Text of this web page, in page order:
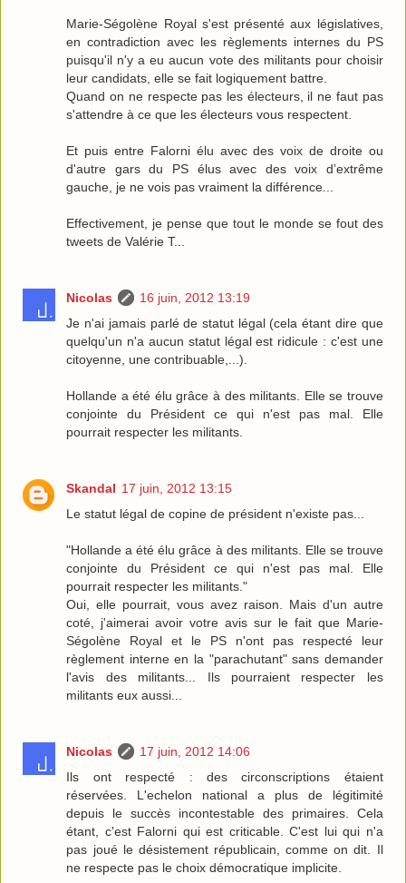
Marie-Ségolène Royal s'est présenté aux législatives,
en contradiction avec les règlements internes du PS
puisqu'il n'y a eu aucun vote des militants pour choisir
leur candidats, elle se fait logiquement battre.
Quand on ne respecte pas les électeurs, il ne faut pas
s'attendre à ce que les électeurs vous respectent.
Et puis entre Falorni élu avec des voix de droite ou
d'autre gars du PS élus avec des voix d’extrême
gauche, je ne vois pas vraiment la différence...
Effectivement, je pense que tout le monde se fout des
tweets de Valérie T...
Nicolas
16 juin, 2012 13:19
Je n'ai jamais parlé de statut légal (cela étant dire que
quelqu'un n'a aucun statut légal est ridicule : c'est une
citoyenne, une contribuable,...).
Hollande a été élu grâce à des militants. Elle se trouve
conjointe du Président ce qui n'est pas mal. Elle
pourrait respecter les militants.
Skandal 17 juin, 2012 13:15
Le statut légal de copine de président n'existe pas...
"Hollande a été élu grâce à des militants. Elle se trouve
conjointe du Président ce qui n'est pas mal. Elle
pourrait respecter les militants."
Oui, elle pourrait, vous avez raison. Mais d'un autre
coté, j'aimerai avoir votre avis sur le fait que Marie-
Ségolène Royal et le PS n'ont pas respecté leur
règlement interne en la "parachutant" sans demander
l'avis des militants... Ils pourraient respecter les
militants eux aussi...
Nicolas
17 juin, 2012 14:06
Ils ont respecté : des circonscriptions étaient
réservées. L'echelon national a plus de légitimité
depuis le succès incontestable des primaires. Cela
étant, c'est Falorni qui est criticable. C'est lui qui n'a
pas joué le désistement républicain, comme on dit. Il
ne respecte pas le choix démocratique implicite.